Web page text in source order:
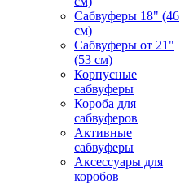
Сабвуферы 18" (46
см)
Сабвуферы от 21"
(53 см)
Корпусные
сабвуферы
Короба для
сабвуферов
Активные
сабвуферы
Аксессуары для
коробов